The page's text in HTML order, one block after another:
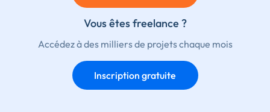
Vous êtes freelance ?
Accédez à des milliers de projets chaque mois
Inscription gratuite